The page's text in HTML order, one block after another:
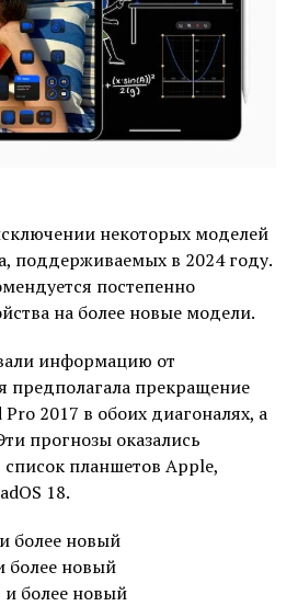
некоторых моделей
поддерживаемых в 2024 году.
постепенно
на более новые модели.
информацию от
предполагала прекращение
2017 в обоих диагоналях, а
прогнозы оказались
планшетов Apple,
18.
более новый
более новый
и более новый